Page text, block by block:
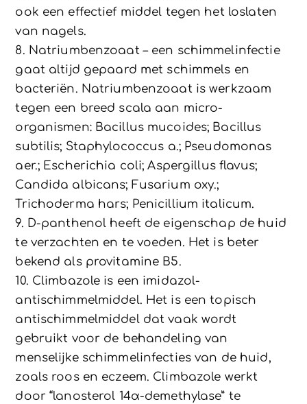
ook een effectief middel tegen het loslaten
van nagels.
8. Natriumbenzoaat – een schimmelinfectie
gaat altijd gepaard met schimmels en
bacteriën. Natriumbenzoaat is werkzaam
tegen een breed scala aan micro-
organismen: Bacillus mucoides; Bacillus
subtilis; Staphylococcus a.; Pseudomonas
aer.; Escherichia coli; Aspergillus flavus;
Candida albicans; Fusarium oxy.;
Trichoderma hars; Penicillium italicum.
9. D-panthenol heeft de eigenschap de huid
te verzachten en te voeden. Het is beter
bekend als provitamine B5.
10. Climbazole is een imidazol-
antischimmelmiddel. Het is een topisch
antischimmelmiddel dat vaak wordt
gebruikt voor de behandeling van
menselijke schimmelinfecties van de huid,
zoals roos en eczeem. Climbazole werkt
door “lanosterol 14α-demethylase” te